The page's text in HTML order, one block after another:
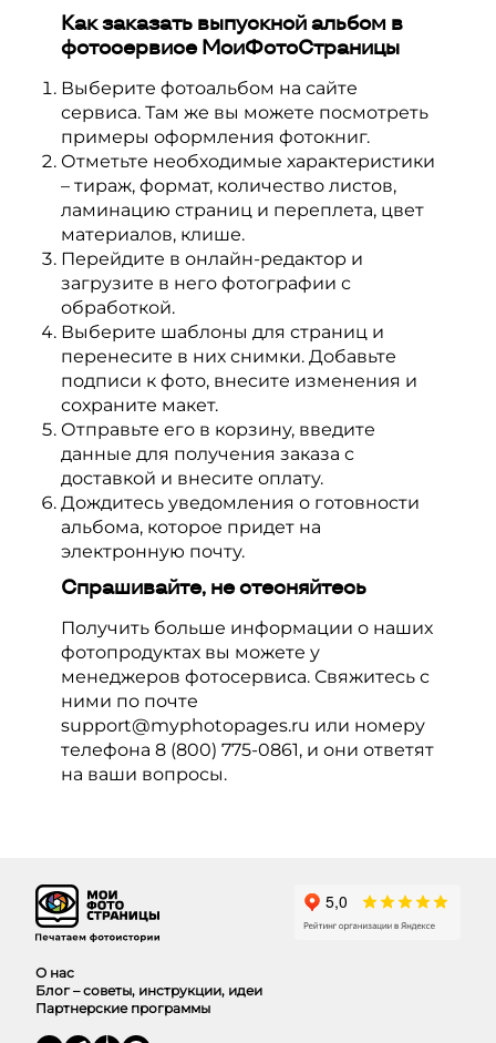
Как заказать выпускной альбом в
фотосервисе МоиФотоСтраницы
Выберите фотоальбом на сайте
сервиса. Там же вы можете посмотреть
примеры оформления фотокниг.
Отметьте необходимые характеристики
– тираж, формат, количество листов,
ламинацию страниц и переплета, цвет
материалов, клише.
Перейдите в онлайн-редактор и
загрузите в него фотографии с
обработкой.
Выберите шаблоны для страниц и
перенесите в них снимки. Добавьте
подписи к фото, внесите изменения и
сохраните макет.
Отправьте его в корзину, введите
данные для получения заказа с
доставкой и внесите оплату.
Дождитесь уведомления о готовности
альбома, которое придет на
электронную почту.
Спрашивайте, не стесняйтесь
Получить больше информации о наших
фотопродуктах вы можете у
менеджеров фотосервиса. Свяжитесь с
ними по почте
support@myphotopages.ru или номеру
телефона 8 (800) 775-0861, и они ответят
на ваши вопросы.
О нас
Блог – советы, инструкции, идеи
Партнерские программы